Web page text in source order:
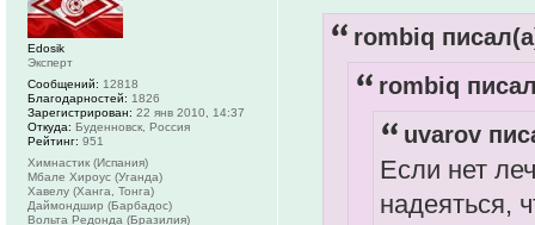
rombiq
rombiq
uvarov
Если нет
надеяться,
Edosik
Эксперт
Сообщений: 12818
Благодарностей: 1826
Зарегистрирован: 22 янв 2010, 14:37
Откуда: Буденновск, Россия
Рейтинг: 951
Химнастик (Испания)
Мбале Хироус (Уганда)
Хавелу (Ханга, Тонга)
Даймондшир (Барбадос)
Вольта Редонда (Бразилия)